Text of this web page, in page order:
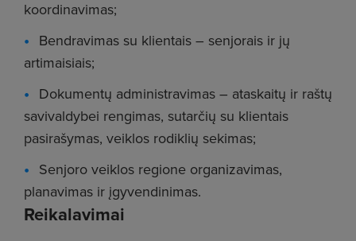
koordinavimas;
Bendravimas su klientais – senjorais ir jų
artimaisiais;
Dokumentų administravimas – ataskaitų ir raštų
savivaldybei rengimas, sutarčių su klientais
pasirašymas, veiklos rodiklių sekimas;
Senjoro veiklos regione organizavimas,
planavimas ir įgyvendinimas.
Reikalavimai